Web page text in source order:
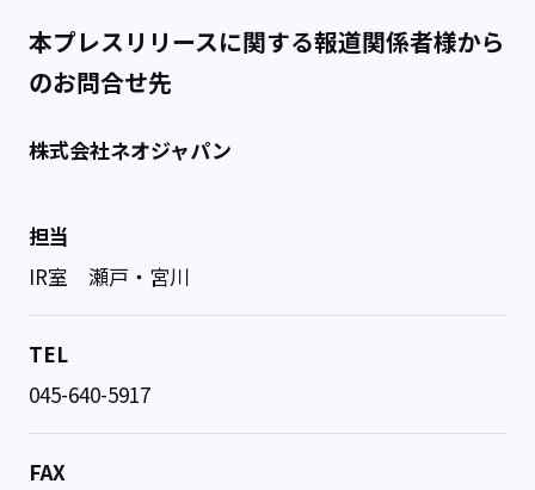
本プレスリリースに関する報道関係者様から
のお問合せ先
株式会社ネオジャパン
担当
IR室 瀬戸・宮川
TEL
045-640-5917
FAX